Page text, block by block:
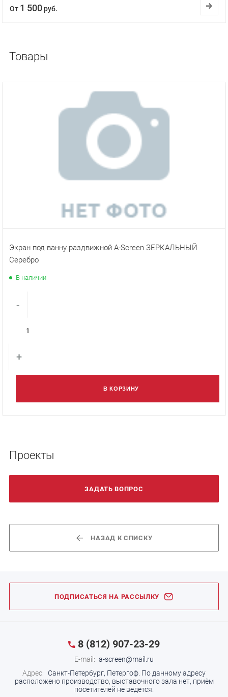
От 1 500руб.
Товары
Экран под ванну раздвижной A-Screen ЗЕРКАЛЬНЫЙ
Серебро
В наличии
-
+
В КОРЗИНУ
Проекты
ЗАДАТЬ ВОПРОС
НАЗАД К СПИСКУ
ПОДПИСАТЬСЯ НА РАССЫЛКУ
8 (812) 907-23-29
E-mail: a-screen@mail.ru
Адрес:
Санкт-Петербург, Петергоф. По данному адресу
расположено производство, выставочного зала нет, приём
посетителей не ведётся.